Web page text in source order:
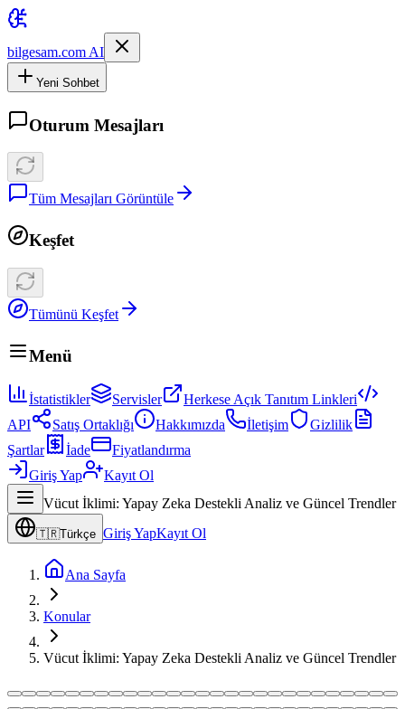
bilgesam.com AI
Yeni Sohbet
Oturum Mesajları
Tüm Mesajları Görüntüle
Keşfet
Tümünü Keşfet
Menü
İstatistikler Servisler
Herkese Açık Tanıtım Linkleri
API
Satış Ortaklığı Hakkımızda İletişim
Gizlilik
Şartlar
İade
Fiyatlandırma
Giriş Yap
Kayıt Ol
Vücut İklimi: Yapay Zeka Destekli Analiz ve Güncel Trendler
🇹🇷Türkçe Giriş YapKayıt Ol
Ana Sayfa
Konular
Vücut İklimi: Yapay Zeka Destekli Analiz ve Güncel Trendler